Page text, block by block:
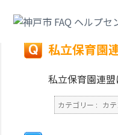
戻る
私立保育園
私立保育園連
カテゴリー : カ